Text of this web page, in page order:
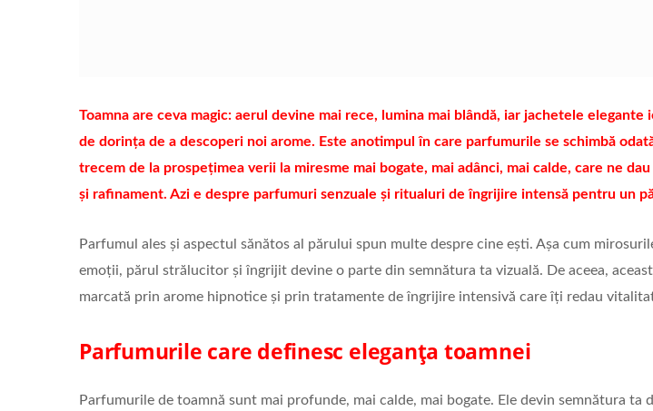
Toamna are ceva magic: aerul devine mai rece, lumina mai blândă, iar jachetele elegante
de dorința de a descoperi noi arome. Este anotimpul în care parfumurile se schimbă
trecem de la prospețimea verii la miresme mai bogate, mai adânci, mai calde, care ne
și rafinament. Azi e despre parfumuri senzuale și ritualuri de îngrijire intensă pentru un
Parfumul ales și aspectul sănătos al părului spun multe despre cine ești. Așa cum
emoții, părul strălucitor și îngrijit devine o parte din semnătura ta vizuală. De aceea,
marcată prin arome hipnotice și prin tratamente de îngrijire intensivă care îți redau
Parfumurile care definesc eleganța toamnei
Parfumurile de toamnă sunt mai profunde, mai calde, mai bogate. Ele devin semnătura ta